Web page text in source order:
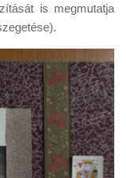
is megmutatja